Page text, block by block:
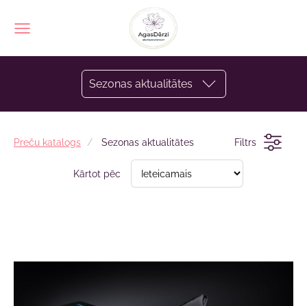
Sezonas aktualitātes
Preču katalogs Sezonas aktualitātes Filtrs
Kārtot pēc